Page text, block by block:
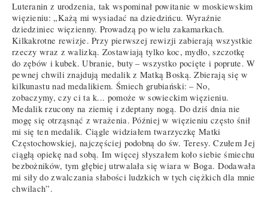
Luteranin z urodzenia, tak wspominał powitanie w moskiewskim
więzieniu: „Każą mi wysiadać na dziedzińcu. Wyraźnie
dziedziniec więzienny. Prowadzą po wielu zakamarkach.
Kilkakrotne rewizje. Przy pierwszej rewizji zabierają wszystkie
rzeczy wraz z walizką. Zostawiają tylko koc, mydło, szczotkę
do zębów i kubek. Ubranie, buty – wszystko pocięte i poprute. W
pewnej chwili znajdują medalik z Matką Boską. Zbierają się w
kilkunastu nad medalikiem. Śmiech grubiański: – No,
zobaczymy, czy ci ta k... pomoże w sowieckim więzieniu.
Medalik rzucony na ziemię i zdeptany nogą. Do dziś dnia nie
mogę się otrząsnąć z wrażenia. Później w więzieniu często śnił
mi się ten medalik. Ciągle widziałem twarzyczkę Matki
Częstochowskiej, najczęściej podobną do św. Teresy. Czułem Jej
ciągłą opiekę nad sobą. Im więcej słyszałem koło siebie śmiechu
bezbożników, tym głębiej utrwalała się wiara w Boga. Dodawała
mi siły do zwalczania słabości ludzkich w tych ciężkich dla mnie
chwilach”.